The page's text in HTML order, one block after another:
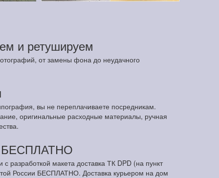
и ретушируем
от замены фона до неудачного
вы не переплачиваете посредникам.
оригинальные расходные материалы, ручная
БЕСПЛАТНО
с разработкой макета доставка ТК DPD (на пункт
России БЕСПЛАТНО. Доставка курьером на дом